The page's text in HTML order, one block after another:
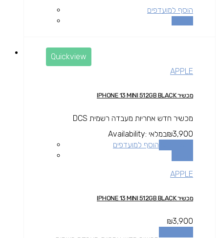
הוסף למועדפים
Quickview
APPLE
מכשיר IPHONE 13 MINI 512GB BLACK
מכשיר חדש אחריות מעבדה רשמית DCS
₪3,900
Availability: במלאי
הוסף למועדפים
APPLE
מכשיר IPHONE 13 MINI 512GB BLACK
₪3,900